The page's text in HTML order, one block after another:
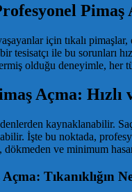
Pimaş
için tıkalı
tesisatçı ile bu sorunları
olduğu deneyimle, her
Açma:
kaynaklanabilir.
İşte bu noktada,
dökmeden ve minimum
Tıkanıklığın